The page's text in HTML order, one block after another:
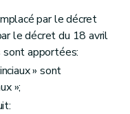
par le décret
le décret du 18 avril
apportées:
» sont
»;